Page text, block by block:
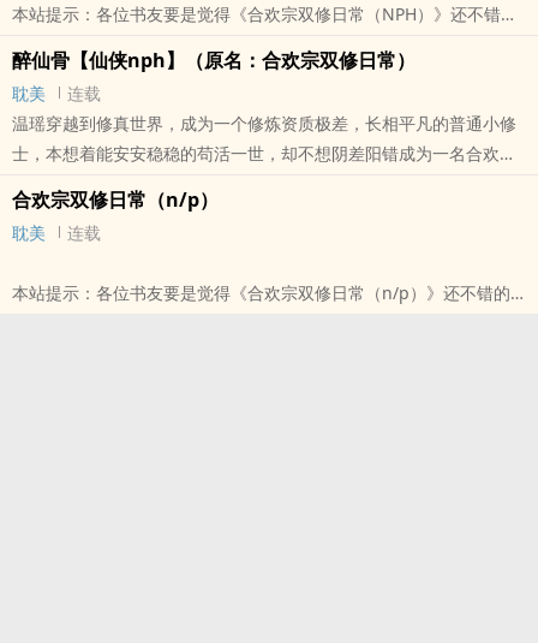
本站提示：各位书友要是觉得《合欢宗双修日常（NPH）》还不错的
话请不要忘记向您QQ群和微博里的朋友推荐哦！
醉仙骨【仙侠nph】（原名：合欢宗双修日常）
耽美
连载
温瑶穿越到修真世界，成为一个修炼资质极差，长相平凡的普通小修
士，本想着能安安稳稳的苟活一世，却不想阴差阳错成为一名合欢宗
弟子，还是什么天生媚体，适合双修的绝顶体质？ 等等，为什么她
身体中会有一个封印容貌的封印？ 都说修仙要断情绝爱，温瑶觉得
很对，尤其是他们这种双修门派，每日要做的事情就是与人交媾双修?
升级突破，以此获得修炼资源，以此
合欢宗双修日常（n/p）
耽美 连载
本站提示：各位书友要是觉得《合欢宗双修日常（n/p）》还不错的